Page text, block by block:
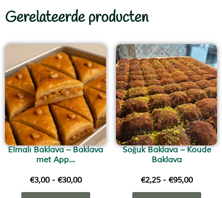
Gerelateerde producten
Elmalı Baklava – Baklava
met App...
€3,00 - €30,00
Soğuk Baklava – Koude
Baklava
€2,25 - €95,00